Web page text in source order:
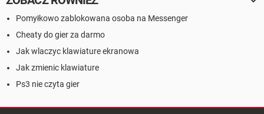
Pomyłkowo zablokowana osoba na Messenger
Cheaty do gier za darmo
Jak wlaczyc klawiature ekranowa
Jak zmienic klawiature
Ps3 nie czyta gier